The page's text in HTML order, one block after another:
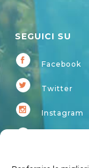
SEGUICI SU
Facebook
Twitter
Instagram